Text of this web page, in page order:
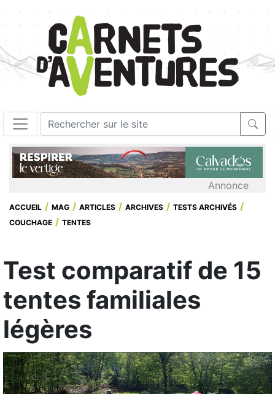
Annonce
ACCUEIL MAG ARTICLES ARCHIVES
TESTS ARCHIVÉS
COUCHAGE
TENTES
Test comparatif de 15
tentes familiales
légères